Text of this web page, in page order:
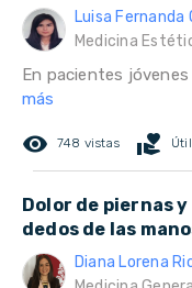
Luisa Fernanda
Medicina
En pacientes
más
remove_red_eye 748 vistas volunteer_activism
Dolor de piernas
dedos de las
Diana Lorena